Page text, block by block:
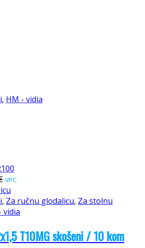
, HM - vidia
VPC
, Za ručnu glodalicu, Za stolnu
vidia
T10MG skošeni / 10 kom